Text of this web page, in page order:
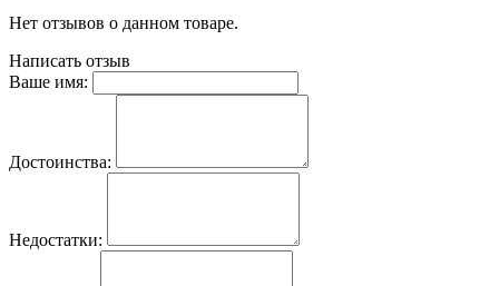
Нет отзывов о данном товаре.
Написать отзыв
Ваше имя:
Достоинства:
Недостатки: